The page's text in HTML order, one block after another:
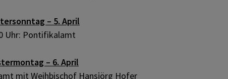
– 5. April
Uhr: Pontifikalamt
– 6. April
mit Weihbischof Hansjörg Hofer